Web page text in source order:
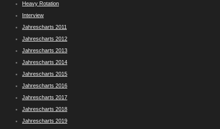
Heavy Rotation
Interview
Jahrescharts 2011
Jahrescharts 2012
Jahrescharts 2013
Jahrescharts 2014
Jahrescharts 2015
Jahrescharts 2016
Jahrescharts 2017
Jahrescharts 2018
Jahrescharts 2019